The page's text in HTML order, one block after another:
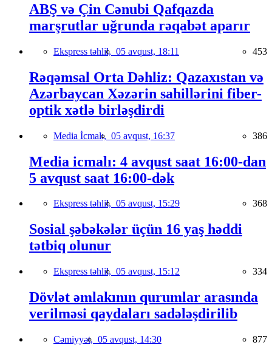
ABŞ və Çin Cənubi Qafqazda
marşrutlar uğrunda rəqabət aparır
Ekspress təhlil, 05 avqust, 18:11 453
Rəqəmsal Orta Dəhliz: Qazaxıstan və
Azərbaycan Xəzərin sahillərini fiber-
optik xətlə birləşdirdi
Media İcmalı, 05 avqust, 16:37 386
Media icmalı: 4 avqust saat 16:00-dan
5 avqust saat 16:00-dək
Ekspress təhlil, 05 avqust, 15:29 368
Sosial şəbəkələr üçün 16 yaş həddi
tətbiq olunur
Ekspress təhlil, 05 avqust, 15:12 334
Dövlət əmlakının qurumlar arasında
verilməsi qaydaları sadələşdirilib
Cəmiyyət, 05 avqust, 14:30 877